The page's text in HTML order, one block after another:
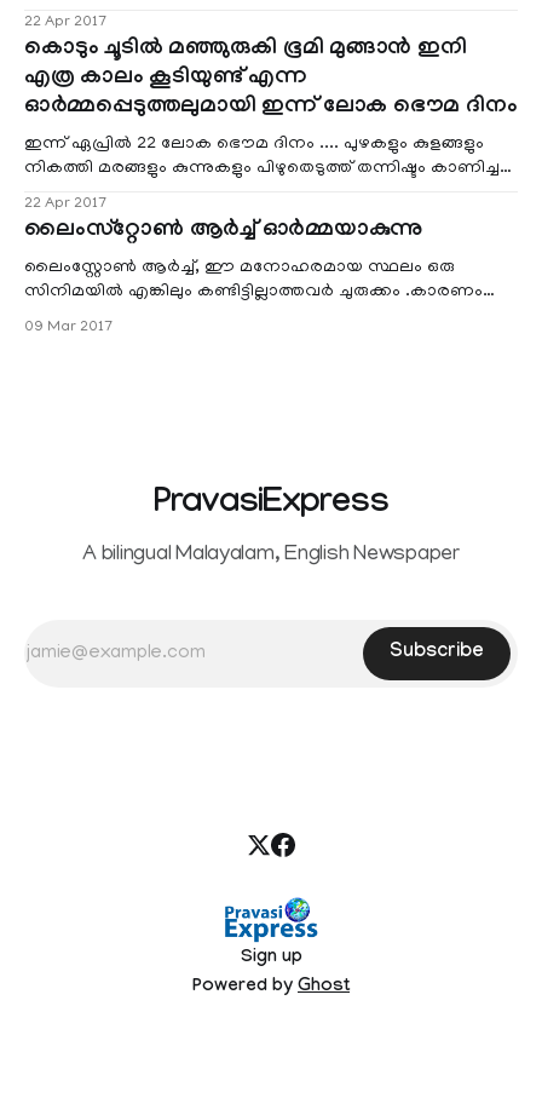
ലോകം കേട്ടത് .എന്നാല്‍ ആ ഞെട്ടലിനു അപ്പുറം ഈ സംഭവം
ലോകത്തിനു നല്‍കുന്ന ചില വലിയ മുന്നറിയിപ്പുകള്‍ ഈ
ഭൌമദിനത്തില്‍ പറയാതെ വയ്യ .
22 Apr 2017
കൊടും ചൂടില്‍ മഞ്ഞുരുകി ഭൂമി മുങ്ങാന്‍ ഇനി
എത്ര കാലം കൂടിയുണ്ട് എന്ന
ഓര്‍മ്മപ്പെടുത്തലുമായി ഇന്ന് ലോക ഭൌമ ദിനം
ഇന്ന് ഏപ്രിൽ 22 ലോക ഭൌമ ദിനം .... പുഴകളും കുളങ്ങളും
നികത്തി മരങ്ങളും കുന്നുകളും പിഴുതെടുത്ത് തന്നിഷ്ടം കാണിച്ച
മനുഷ്യൻ കൊടും ചൂട് താങ്ങാതെ ദൈവത്തേയും പ്രകൃതിയേയും
പ്രാകി ജീവിതം തള്ളിനീക്കുന്നു
22 Apr 2017
ലൈംസ്‌റ്റോണ്‍ ആര്‍ച്ച് ഓര്‍മ്മയാകുന്നു
ലൈംസ്റ്റോണ്‍ ആര്‍ച്ച്, ഈ മനോഹരമായ സ്ഥലം ഒരു
സിനിമയില്‍ എങ്കിലും കണ്ടിട്ടില്ലാത്തവര്‍ ചുരുക്കം .കാരണം
അത്രയധികം സിനിമകളില്‍ ഈ ഇടം സ്ഥാനം പിടിച്ചിട്ടുണ്ട്
09 Mar 2017
PravasiExpress
A bilingual Malayalam, English Newspaper
Subscribe
Sign up
Powered by Ghost